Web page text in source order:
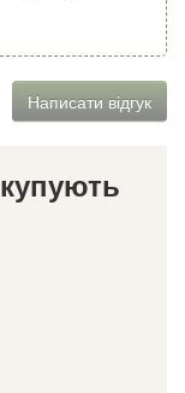
Написати відгук